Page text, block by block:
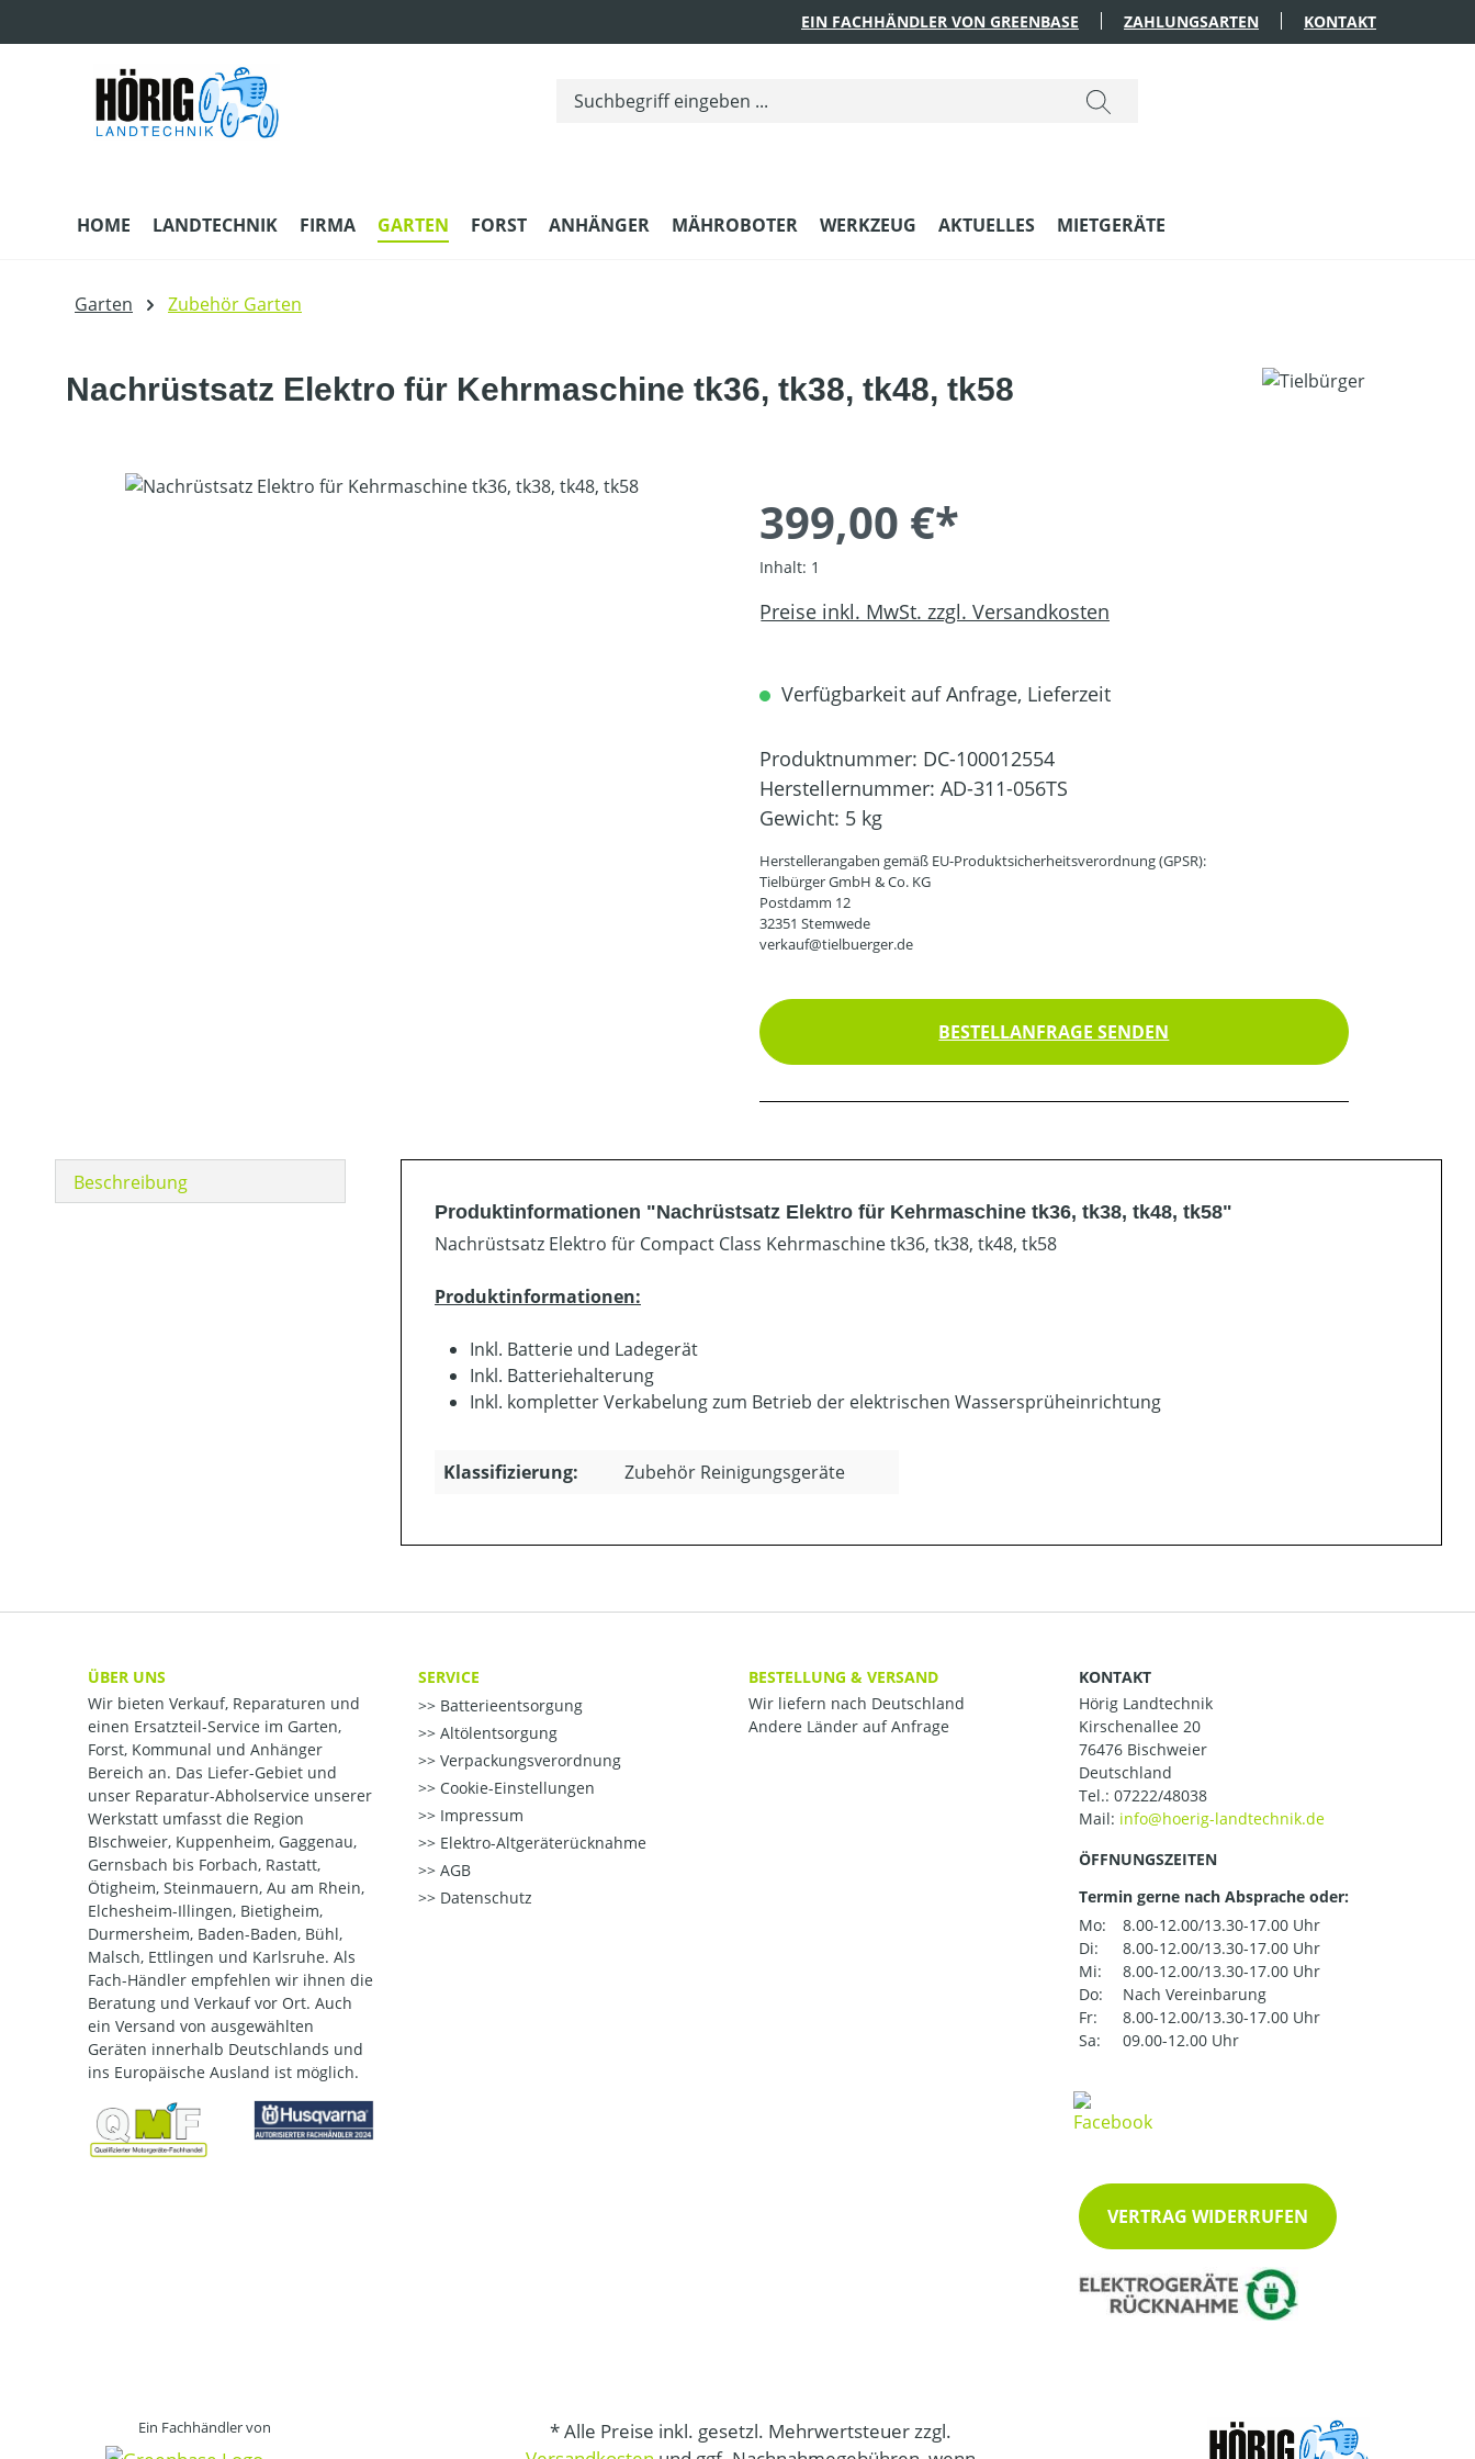
EIN FACHHÄNDLER VON GREENBASE ZAHLUNGSARTEN KONTAKT
HOME LANDTECHNIK FIRMA GARTEN FORST ANHÄNGER MÄHROBOTER WERKZEUG AKTUELLES MIETGERÄTE
Garten Zubehör Garten
Nachrüstsatz Elektro für Kehrmaschine tk36, tk38, tk48, tk58
Bildergalerie überspringen
399,00 €*
Inhalt: 1
Preise inkl. MwSt. zzgl. Versandkosten
Verfügbarkeit auf Anfrage, Lieferzeit
Produktnummer: DC-100012554
Herstellernummer: AD-311-056TS
Gewicht: 5 kg
Herstellerangaben gemäß EU-Produktsicherheitsverordnung (GPSR):
Tielbürger GmbH & Co. KG
Postdamm 12
32351 Stemwede
verkauf@tielbuerger.de
BESTELLANFRAGE SENDEN
Beschreibung
Produktinformationen "Nachrüstsatz Elektro für Kehrmaschine tk36, tk38, tk48, tk58"
Nachrüstsatz Elektro für Compact Class Kehrmaschine tk36, tk38, tk48, tk58
Produktinformationen:
Inkl. Batterie und Ladegerät
Inkl. Batteriehalterung
Inkl. kompletter Verkabelung zum Betrieb der elektrischen Wassersprüheinrichtung
Klassifizierung: Zubehör Reinigungsgeräte
ÜBER UNS
Wir bieten Verkauf, Reparaturen und
einen Ersatzteil-Service im Garten,
Forst, Kommunal und Anhänger
Bereich an. Das Liefer-Gebiet und
unser Reparatur-Abholservice unserer
Werkstatt umfasst die Region
BIschweier, Kuppenheim, Gaggenau,
Gernsbach bis Forbach, Rastatt,
Ötigheim, Steinmauern, Au am Rhein,
Elchesheim-Illingen, Bietigheim,
Durmersheim, Baden-Baden, Bühl,
Malsch, Ettlingen und Karlsruhe. Als
Fach-Händler empfehlen wir ihnen die
Beratung und Verkauf vor Ort. Auch
ein Versand von ausgewählten
Geräten innerhalb Deutschlands und
ins Europäische Ausland ist möglich.
SERVICE
Batterieentsorgung
Altölentsorgung
Verpackungsverordnung
Cookie-Einstellungen
Impressum
Elektro-Altgeräterücknahme
AGB
Datenschutz
BESTELLUNG & VERSAND
Wir liefern nach Deutschland
Andere Länder auf Anfrage
KONTAKT
Hörig Landtechnik
Kirschenallee 20
76476 Bischweier
Deutschland
Tel.: 07222/48038
Mail:
ÖFFNUNGSZEITEN
Termin gerne nach Absprache oder:
Mo:
8.00-12.00/13.30-17.00 Uhr
Di:
8.00-12.00/13.30-17.00 Uhr
Mi:
8.00-12.00/13.30-17.00 Uhr
Do:
Nach Vereinbarung
Fr:
8.00-12.00/13.30-17.00 Uhr
Sa:
09.00-12.00 Uhr
VERTRAG WIDERRUFEN
Ein Fachhändler von
* Alle Preise inkl. gesetzl. Mehrwertsteuer zzgl.